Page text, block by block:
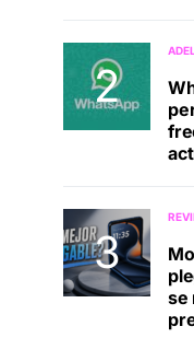
se